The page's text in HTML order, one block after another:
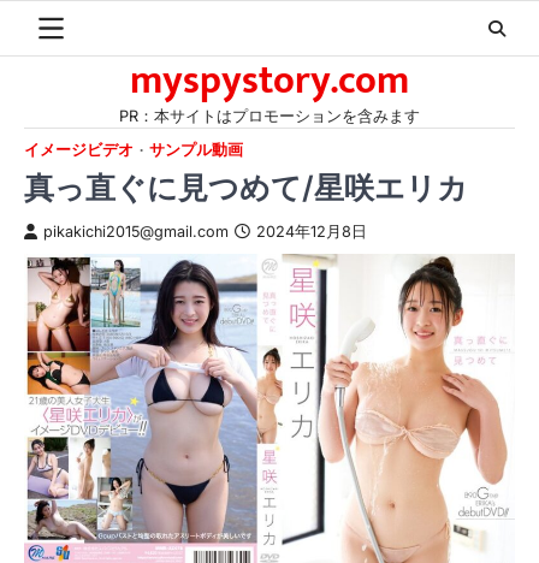
myspystory.com
PR：本サイトはプロモーションを含みます
イメージビデオ
サンプル動画
真っ直ぐに見つめて/星咲エリカ
pikakichi2015@gmail.com 2024年12月8日